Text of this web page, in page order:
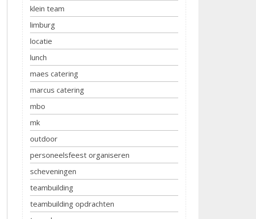
klein team
limburg
locatie
lunch
maes catering
marcus catering
mbo
mk
outdoor
personeelsfeest organiseren
scheveningen
teambuilding
teambuilding opdrachten